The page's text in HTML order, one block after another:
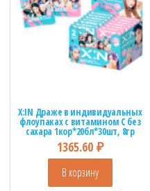
X:IN Драже в индивидуальных
флоупаках с витамином С без
сахара 1кор*20бл*30шт, 8гр
1365.60 ₽
В корзину